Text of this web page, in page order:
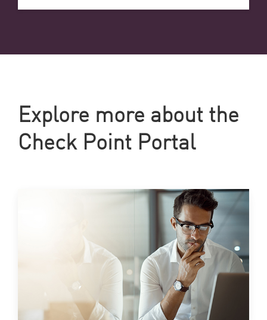
Explore more about the
Check Point Portal